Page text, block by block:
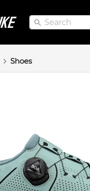
Search
Search
Shoes